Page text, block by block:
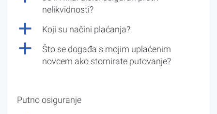
nelikvidnosti?
a Koji su načini plaćanja?
a
Što se događa s mojim uplaćenim
novcem ako stornirate putovanje?
Putno osiguranje